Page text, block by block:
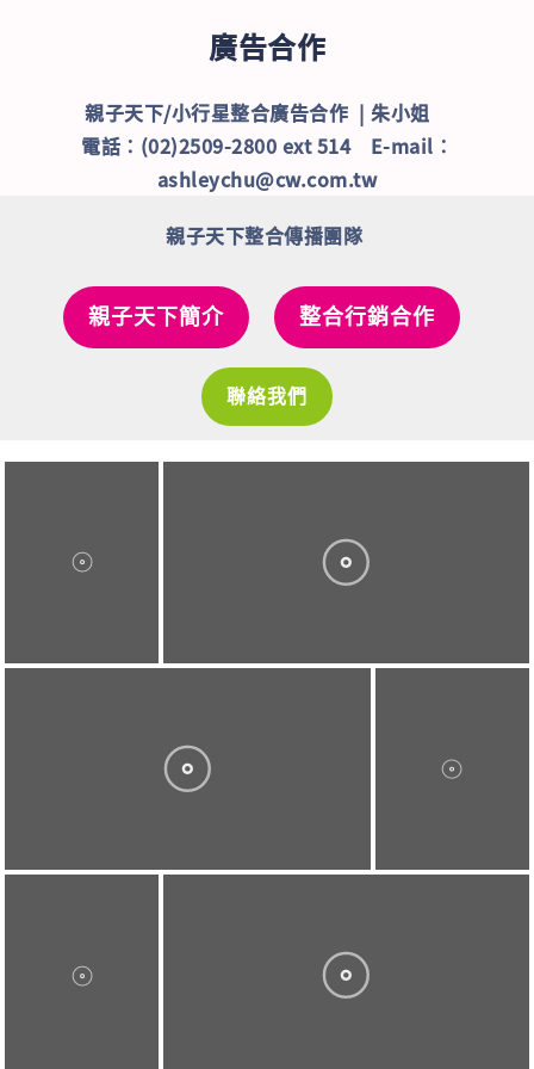
廣告合作
親子天下/小行星整合廣告合作 | 朱小姐
電話：(02)2509-2800 ext 514 E-mail：
ashleychu@cw.com.tw
親子天下整合傳播團隊
親子天下簡介 整合行銷合作
聯絡我們